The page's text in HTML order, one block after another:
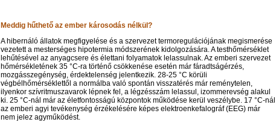
Meddig hűthető az ember károsodás nélkül?
A hibernáló állatok megfigyelése és a szervezet termoregulációjának megismerése
vezetett a mesterséges hipotermia módszerének kidolgozására. A testhőmérséklet
lehűtésével az anyagcsere és élettani folyamatok lelassulnak. Az emberi szervezet
hőmérsékletének 35 °C-ra történő csökkenése esetén már fáradtságérzés,
mozgásszegénység, érdektelenség jelentkezik. 28-25 °C körüli
végbélhőmérséklettől a normálba való spontán visszatérés már reménytelen,
ilyenkor szívritmuszavarok lépnek fel, a légzésszám lelassul, izommerevség alakul
ki. 25 °C-nál már az életfontosságú központok működése kerül veszélybe. 17 °C-nál
az emberi agyi tevékenység érzékelésére képes elektroenkefalográf (EEG) már
nem jelez agyműködést.